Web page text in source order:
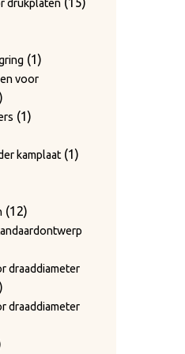
boven
lager
–
25
25
–
producten
producten
drukplaten
11
product
voor
11
kamplaat 11
1212
producten
draaddiameter
draaddiameter